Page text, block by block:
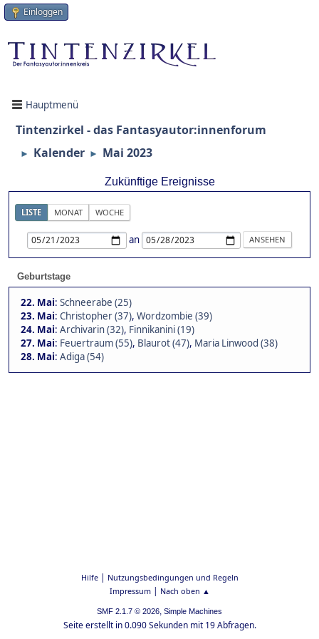
Einloggen
Hauptmenü
Tintenzirkel - das Fantasyautor:innenforum
► Kalender ► Mai 2023
Zukünftige Ereignisse
LISTE MONAT WOCHE
an
Geburtstage
22. Mai: Schneerabe (25)
23. Mai: Christopher (37), Wordzombie (39)
24. Mai: Archivarin (32), Finnikanini (19)
27. Mai: Feuertraum (55), Blaurot (47), Maria Linwood (38)
28. Mai: Adiga (54)
Hilfe| Nutzungsbedingungen und Regeln
Impressum| Nach oben ▲
SMF 2.1.7 © 2026, Simple Machines
Seite erstellt in 0.090 Sekunden mit 19 Abfragen.